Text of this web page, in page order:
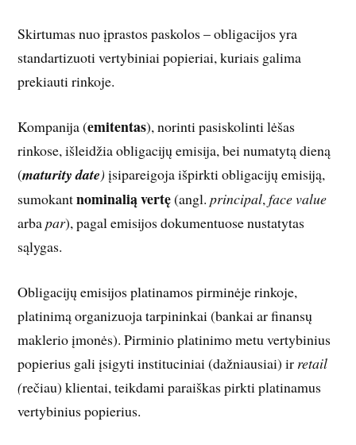
Skirtumas nuo įprastos paskolos – obligacijos yra
standartizuoti vertybiniai popieriai, kuriais galima
prekiauti rinkoje.
Kompanija (emitentas), norinti pasiskolinti lėšas
rinkose, išleidžia obligacijų emisija, bei numatytą dieną
(maturity date)įsipareigoja išpirkti obligacijų emisiją,
sumokantnominalią vertę(angl.principal,face value
arbapar), pagal emisijos dokumentuose nustatytas
sąlygas.
Obligacijų emisijos platinamos pirminėje rinkoje,
platinimą organizuoja tarpininkai (bankai ar finansų
maklerio įmonės). Pirminio platinimo metu vertybinius
popierius gali įsigyti instituciniai (dažniausiai) ir retail
(rečiau) klientai, teikdami paraiškas pirkti platinamus
vertybinius popierius.